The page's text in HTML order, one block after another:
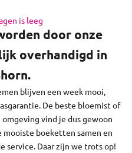
is leeg
en feestdagen bezorgen we
door onze
overhandigd in
blijven een week mooi,
De beste bloemist of
vind je dus gewoon
boeketten samen en
service. Daar zijn we trots op!